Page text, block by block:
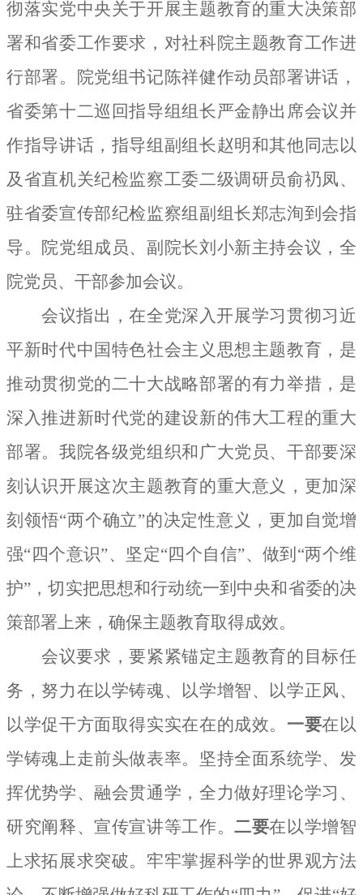
彻落实党中央关于开展主题教育的重大决策部
署和省委工作要求，对社科院主题教育工作进
行部署。院党组书记陈祥健作动员部署讲话，
省委第十二巡回指导组组长严金静出席会议并
作指导讲话，指导组副组长赵明和其他同志以
及省直机关纪检监察工委二级调研员俞礽凤、
驻省委宣传部纪检监察组副组长郑志洵到会指
导。院党组成员、副院长刘小新主持会议，全
院党员、干部参加会议。
会议指出，在全党深入开展学习贯彻习近
平新时代中国特色社会主义思想主题教育，是
推动贯彻党的二十大战略部署的有力举措，是
深入推进新时代党的建设新的伟大工程的重大
部署。我院各级党组织和广大党员、干部要深
刻认识开展这次主题教育的重大意义，更加深
刻领悟“两个确立”的决定性意义，更加自觉增
强“四个意识”、坚定“四个自信”、做到“两个维
护”，切实把思想和行动统一到中央和省委的决
策部署上来，确保主题教育取得成效。
会议要求，要紧紧锚定主题教育的目标任
务，努力在以学铸魂、以学增智、以学正风、
以学促干方面取得实实在在的成效。 一要在以
学铸魂上走前头做表率。坚持全面系统学、发
挥优势学、融会贯通学，全力做好理论学习、
研究阐释、宣传宣讲等工作。二要在以学增智
上求拓展求突破。牢牢掌握科学的世界观方法